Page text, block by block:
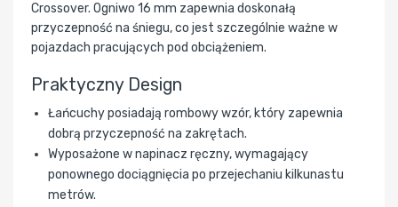
Crossover. Ogniwo 16 mm zapewnia doskonałą
przyczepność na śniegu, co jest szczególnie ważne w
pojazdach pracujących pod obciążeniem.
Praktyczny Design
Łańcuchy posiadają rombowy wzór, który zapewnia
dobrą przyczepność na zakrętach.
Wyposażone w napinacz ręczny, wymagający
ponownego dociągnięcia po przejechaniu kilkunastu
metrów.